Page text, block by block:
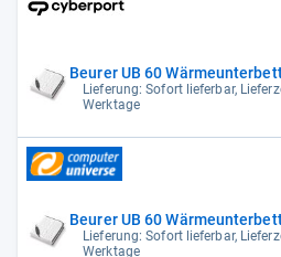
Beurer UB 60
Lieferung: Sofort lieferbar,
Werktage
Beurer UB 60
Lieferung: Sofort lieferbar,
Werktage